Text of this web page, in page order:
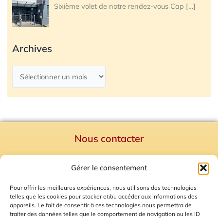
Gérer le consentement
Pour offrir les meilleures expériences, nous utilisons des technologies
telles que les cookies pour stocker et/ou accéder aux informations des
appareils. Le fait de consentir à ces technologies nous permettra de
traiter des données telles que le comportement de navigation ou les ID
Sixième volet de notre rendez-vous Cap […]
Archives
Nous contacter
Mentions Légales
Plan du site
Gestion des Cookies